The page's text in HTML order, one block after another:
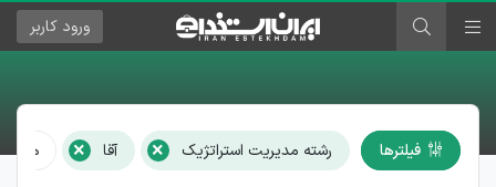
ورود کاربر
فیلترها رشته مدیریت استراتژیک × آقا × همه